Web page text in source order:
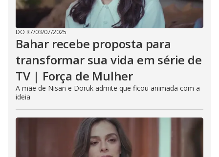
DO R7/03/07/2025
Bahar recebe proposta para
transformar sua vida em série de
TV | Força de Mulher
A mãe de Nisan e Doruk admite que ficou animada com a
ideia